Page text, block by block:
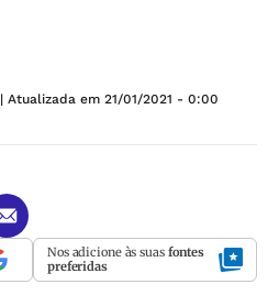
| Atualizada em 21/01/2021 - 0:00
Nos adicione às suas fontes
preferidas